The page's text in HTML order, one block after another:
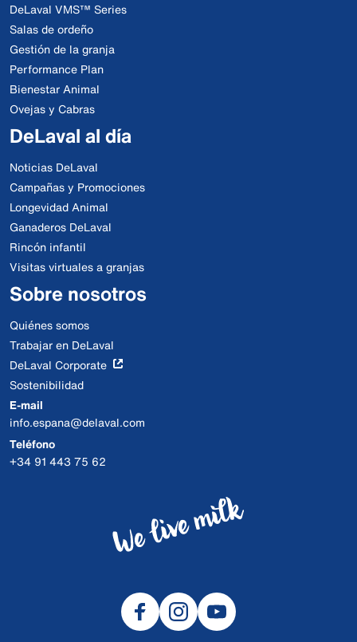
DeLaval VMS™ Series
Salas de ordeño
Gestión de la granja
Performance Plan
Bienestar Animal
Ovejas y Cabras
DeLaval al día
Noticias DeLaval
Campañas y Promociones
Longevidad Animal
Ganaderos DeLaval
Rincón infantil
Visitas virtuales a granjas
Sobre nosotros
Quiénes somos
Trabajar en DeLaval
DeLaval Corporate
Sostenibilidad
E-mail
info.espana@delaval.com
Teléfono
+34 91 443 75 62